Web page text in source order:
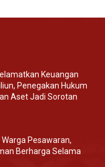
Keuangan
Penegakan Hukum
Aset Jadi Sorotan
Pesawaran,
Berharga Selama